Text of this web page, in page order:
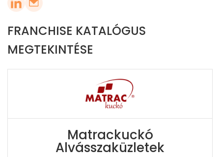
FRANCHISE KATALÓGUS
MEGTEKINTÉSE
Matrackuckó
Alvásszaküzletek